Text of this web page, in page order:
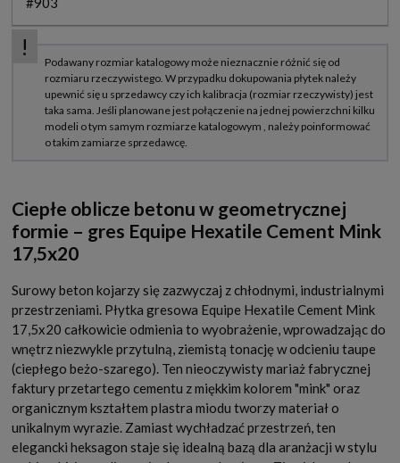
Ciepłe oblicze betonu w geometrycznej
formie – gres Equipe Hexatile Cement Mink
17,5x20
Surowy beton kojarzy się zazwyczaj z chłodnymi, industrialnymi
przestrzeniami. Płytka gresowa Equipe Hexatile Cement Mink
17,5x20 całkowicie odmienia to wyobrażenie, wprowadzając do
wnętrz niezwykle przytulną, ziemistą tonację w odcieniu taupe
(ciepłego beżo-szarego). Ten nieoczywisty mariaż fabrycznej
faktury przetartego cementu z miękkim kolorem "mink" oraz
organicznym kształtem plastra miodu tworzy materiał o
unikalnym wyrazie. Zamiast wychładzać przestrzeń, ten
elegancki heksagon staje się idealną bazą dla aranżacji w stylu